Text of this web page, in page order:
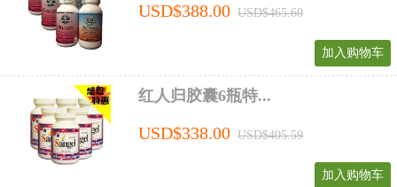
USD$388.00 USD$465.60
加入购物车
红人归胶囊6瓶特...
USD$338.00 USD$405.59
加入购物车